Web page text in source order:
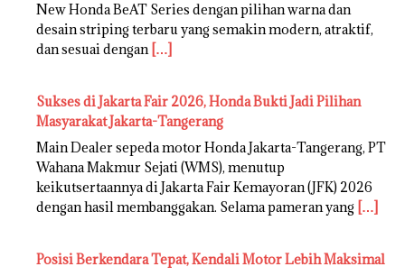
New Honda BeAT Series dengan pilihan warna dan
desain striping terbaru yang semakin modern, atraktif,
dan sesuai dengan […]
Sukses di Jakarta Fair 2026, Honda Bukti Jadi Pilihan
Masyarakat Jakarta-Tangerang
Main Dealer sepeda motor Honda Jakarta-Tangerang, PT
Wahana Makmur Sejati (WMS), menutup
keikutsertaannya di Jakarta Fair Kemayoran (JFK) 2026
dengan hasil membanggakan. Selama pameran yang […]
Posisi Berkendara Tepat, Kendali Motor Lebih Maksimal